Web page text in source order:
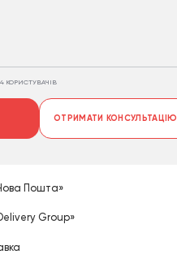
КОРИСТУВАЧІВ
ОТРИМАТИ КОНСУЛЬТАЦІЮ
Пошта»
Group»